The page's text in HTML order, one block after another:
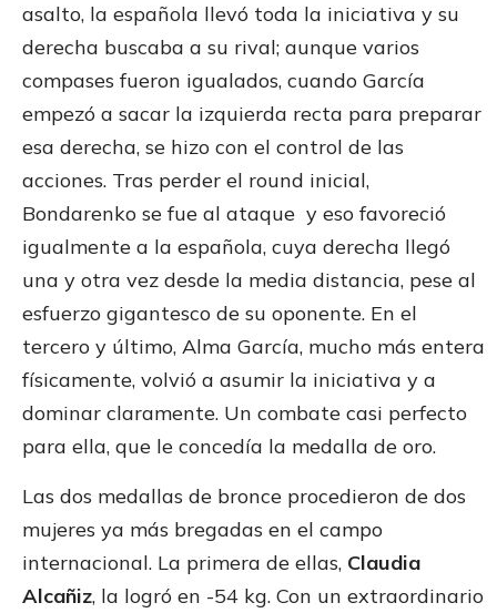
asalto, la española llevó toda la iniciativa y su
derecha buscaba a su rival; aunque varios
compases fueron igualados, cuando García
empezó a sacar la izquierda recta para preparar
esa derecha, se hizo con el control de las
acciones. Tras perder el round inicial,
Bondarenko se fue al ataque y eso favoreció
igualmente a la española, cuya derecha llegó
una y otra vez desde la media distancia, pese al
esfuerzo gigantesco de su oponente. En el
tercero y último, Alma García, mucho más entera
físicamente, volvió a asumir la iniciativa y a
dominar claramente. Un combate casi perfecto
para ella, que le concedía la medalla de oro.
Las dos medallas de bronce procedieron de dos
mujeres ya más bregadas en el campo
internacional. La primera de ellas, Claudia
Alcañiz, la logró en -54 kg. Con un extraordinario